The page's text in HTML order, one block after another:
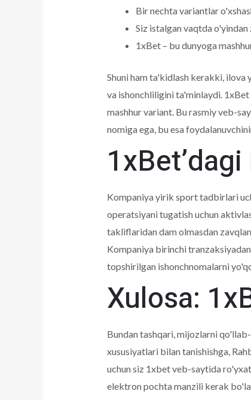
Bir nechta variantlar
Siz istalgan vaqtda
1xBet – bu dunyoga
Shuni ham ta'kidlash kerakki,
va ishonchliligini ta'minlaydi.
mashhur variant. Bu rasmiy veb-
nomiga ega, bu esa
Kompaniya yirik sport tadbirlari
operatsiyani tugatish uchun
takliflaridan dam olmasdan
Kompaniya birinchi
topshirilgan ishonchnomalarni
Xulosa:
Bundan tashqari, mijozlarni
xususiyatlari bilan tanishishga,
uchun siz 1xbet veb-saytida
elektron pochta manzili kerak